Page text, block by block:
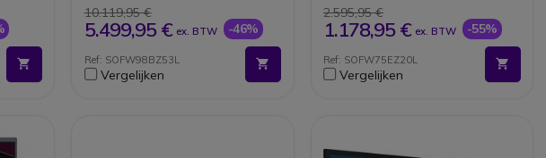
Werkt 24/7
Android TV compatibel met
Google Meet
Uitgebreide connectiviteit: 4
HDMI-poorten, USB en
Bluetooth.
10.119,95 €
5.499,95 € ex. BTW -46%
Ref: SOFW98BZ53L
Vergelijken
X-Reality PRO:
beeldverbetering bij lage
resolutie
helder geluid
Zijaansluitingen:
2.595,95 €
1.178,95 € ex. BTW -55%
Ref: SOFW75EZ20L
Vergelijken